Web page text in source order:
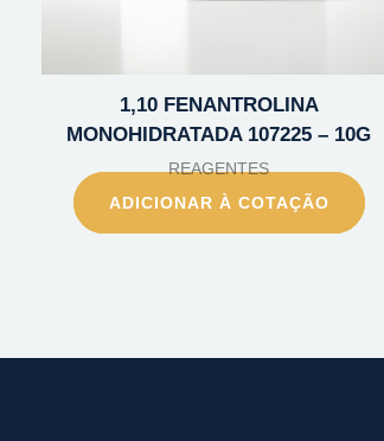
1,10 FENANTROLINA
MONOHIDRATADA 107225 – 10G
REAGENTES
ADICIONAR À COTAÇÃO